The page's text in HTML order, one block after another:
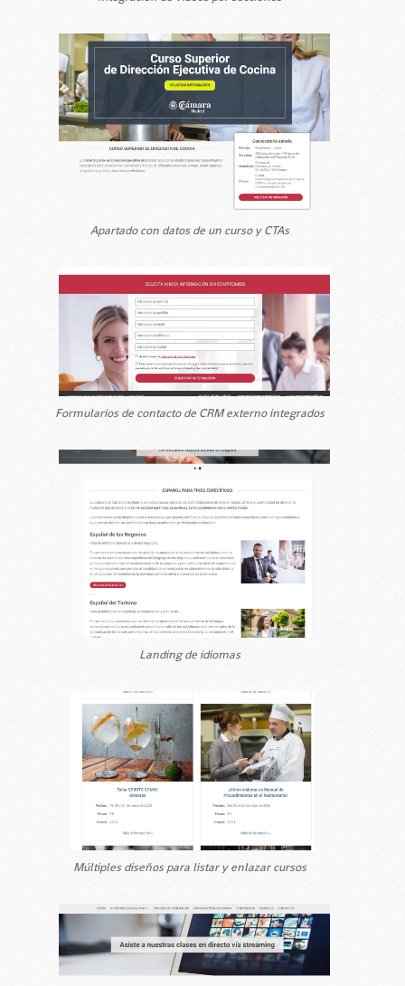
Apartado con datos de un curso y CTAs
Formularios de contacto de CRM externo integrados
Landing de idiomas
Múltiples diseños para listar y enlazar cursos